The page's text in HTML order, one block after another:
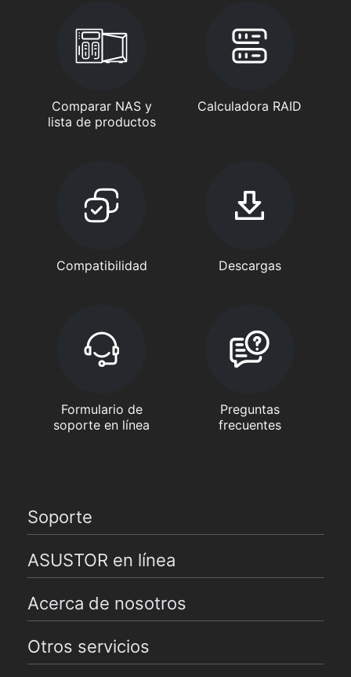
Comparar NAS y
lista de productos
Calculadora RAID
Compatibilidad Descargas
Formulario de
soporte en línea
Preguntas
frecuentes
Soporte
ASUSTOR en línea
Acerca de nosotros
Otros servicios